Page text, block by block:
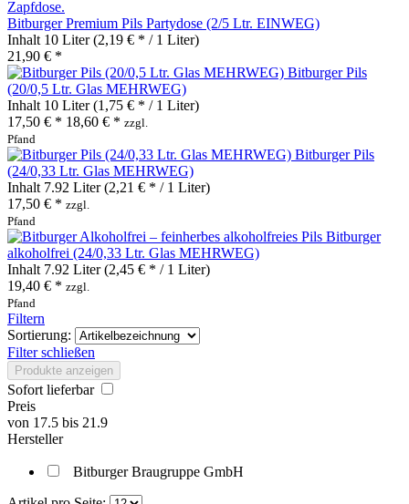
Bitburger Premium Pils Partydose (2/5 Ltr. EINWEG)
Inhalt 10 Liter(2,19 € * / 1 Liter)
21,90 € *
Bitburger Pils
(20/0,5 Ltr. Glas MEHRWEG)
Inhalt 10 Liter(1,75 € * / 1 Liter)
17,50 € * 18,60 € * zzgl.
Pfand
Bitburger Pils
(24/0,33 Ltr. Glas MEHRWEG)
Inhalt 7.92 Liter(2,21 € * / 1 Liter)
17,50 € * zzgl.
Pfand
Bitburger
alkoholfrei (24/0,33 Ltr. Glas MEHRWEG)
Inhalt 7.92 Liter(2,45 € * / 1 Liter)
19,40 € * zzgl.
Pfand
Filtern
Sortierung:
Filter schließen
Produkte anzeigen
Sofort lieferbar
Preis
von 17.5 bis 21.9
Hersteller
Bitburger Braugruppe GmbH